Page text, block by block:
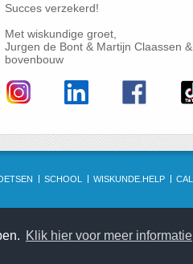
Klik hier voor meer informatie
Succes verzekerd!
Met wiskundige groet,
Jurgen de Bont & Martijn Claassen
bovenbouw
SCHOOL WISKUNDE.HELP